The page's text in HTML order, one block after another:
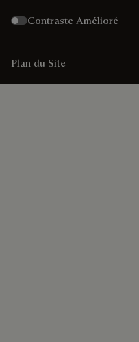
Contraste Amélioré
Plan du Site